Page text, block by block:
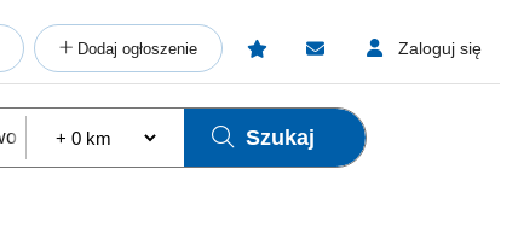
Dodaj ogłoszenie Zaloguj się
Szukaj